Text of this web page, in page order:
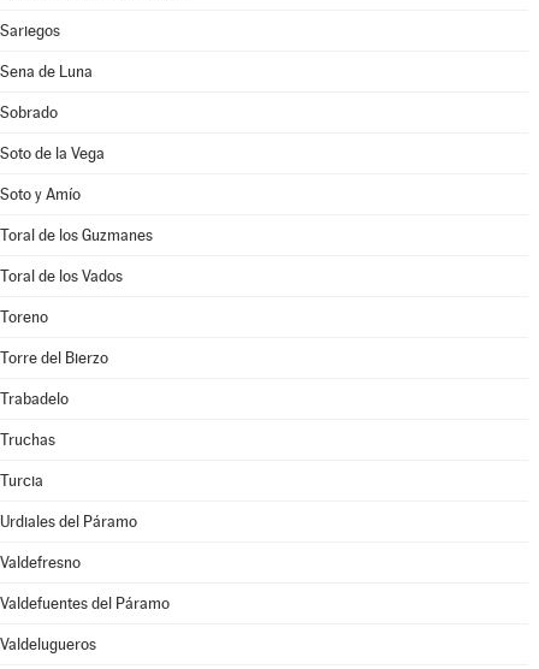
Sariegos
Sena de Luna
Sobrado
Soto de la Vega
Soto y Amío
Toral de los Guzmanes
Toral de los Vados
Toreno
Torre del Bierzo
Trabadelo
Truchas
Turcia
Urdiales del Páramo
Valdefresno
Valdefuentes del Páramo
Valdelugueros